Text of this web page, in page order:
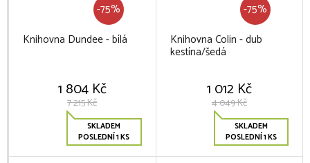
-75%
Knihovna Dundee - bílá
1 804 Kč
7 215 Kč
SKLADEM
POSLEDNÍ 1 KS
-75%
Knihovna Colin - dub
kestína/šedá
1 012 Kč
4 049 Kč
SKLADEM
POSLEDNÍ 1 KS